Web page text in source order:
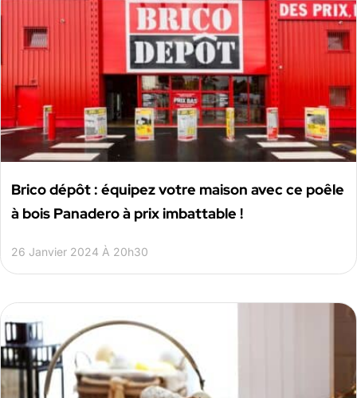
Brico dépôt : équipez votre maison avec ce poêle
à bois Panadero à prix imbattable !
26 Janvier 2024 À 20h30